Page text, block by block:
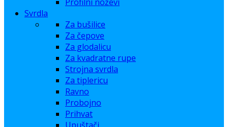
Svrdla
Za bušilice
Za čepove
Za glodalicu
Za kvadratne rupe
Strojna svrdla
Za tiplericu
Ravno
Probojno
Prihvat